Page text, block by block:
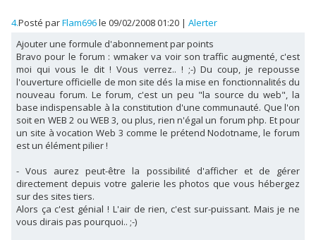
4.Posté parFlam696le 09/02/2008 01:20 | Alerter
Ajouter une formule d'abonnement par points
Bravo pour le forum : wmaker va voir son traffic augmenté, c'est
moi qui vous le dit ! Vous verrez.. ! ;-) Du coup, je repousse
l'ouverture officielle de mon site dés la mise en fonctionnalités du
nouveau forum. Le forum, c'est un peu "la source du web", la
base indispensable à la constitution d'une communauté. Que l'on
soit en WEB 2 ou WEB 3, ou plus, rien n'égal un forum php. Et pour
un site à vocation Web 3 comme le prétend Nodotname, le forum
est un élément pilier !
- Vous aurez peut-être la possibilité d'afficher et de gérer
directement depuis votre galerie les photos que vous hébergez
sur des sites tiers.
Alors ça c'est génial ! L'air de rien, c'est sur-puissant. Mais je ne
vous dirais pas pourquoi.. ;-)